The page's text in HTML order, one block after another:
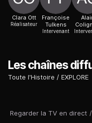
Regarder la TV en direct /
Clara Ott
Réalisateur
Françoise
Tulkens
Intervenant
Les chaînes
Toute l'Histoire EXPLORE